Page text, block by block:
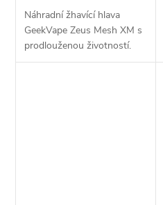
Náhradní žhavící hlava
GeekVape Zeus Mesh XM s
prodlouženou životností.